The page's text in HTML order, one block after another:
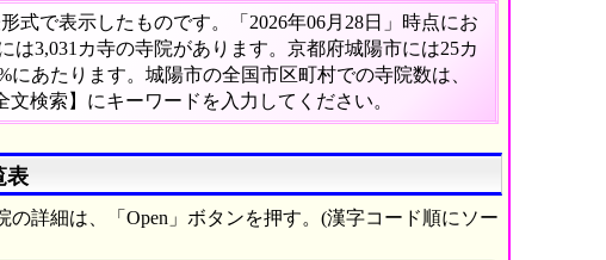
式で表示したものです。「2026年06月28日」時点にお
3,031カ寺の寺院があります。京都府城陽市には25カ
あたります。城陽市の全国市区町村での寺院数は、
検索】にキーワードを入力してください。
表
の詳細は、「Open」ボタンを押す。(漢字コード順にソー